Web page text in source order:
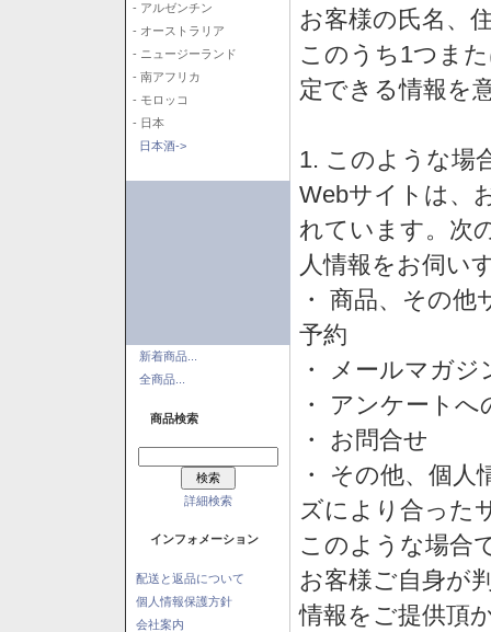
- アルゼンチン
- オーストラリア
- ニュージーランド
- 南アフリカ
- モロッコ
- 日本
日本酒->
新着商品...
全商品...
商品検索
詳細検索
インフォメーション
配送と返品について
個人情報保護方針
会社案内
お客様の氏名、
このうち1つま
定できる情報を
1. このような場
Webサイトは、
れています。次
人情報をお伺い
・ 商品、その
予約
・ メールマガ
・ アンケートへ
・ お問合せ
・ その他、個
ズにより合った
このような場合
お客様ご自身が
情報をご提供頂